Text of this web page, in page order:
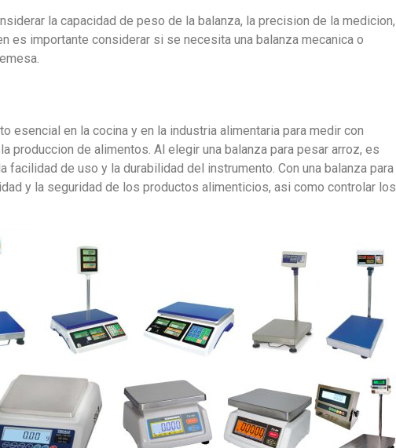
la capacidad de peso de la balanza, la precision de la medicion,
es importante considerar si se necesita una balanza mecanica o
esencial en la cocina y en la industria alimentaria para medir con
produccion de alimentos. Al elegir una balanza para pesar arroz, es
de uso y la durabilidad del instrumento. Con una balanza para
y la seguridad de los productos alimenticios, asi como controlar los